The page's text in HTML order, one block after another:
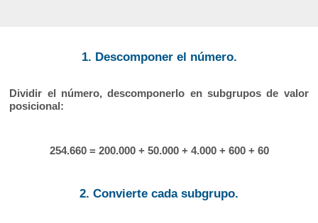
1. Descomponer el número.
Dividir el número, descomponerlo en subgrupos de valor
posicional:
254.660 = 200.000 + 50.000 + 4.000 + 600 + 60
2. Convierte cada subgrupo.